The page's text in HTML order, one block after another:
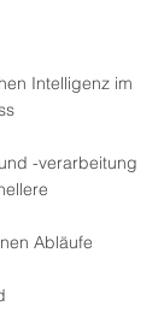
Intelligenz im
-verarbeitung
Abläufe